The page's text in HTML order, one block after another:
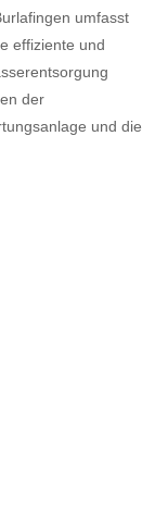
umfasst
effiziente und
der
und die